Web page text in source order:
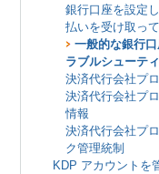
銀行口座を設定
払いを受け取って
一般的な銀行
ラブルシューテ
決済代行会社プ
決済代行会社プ
情報
決済代行会社プ
ク管理統制
KDP アカウントを